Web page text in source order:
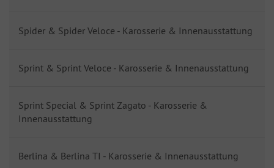
Spider & Spider Veloce - Karosserie & Innenausstattung
Sprint & Sprint Veloce - Karosserie & Innenausstattung
Sprint Special & Sprint Zagato - Karosserie &
Innenausstattung
Berlina & Berlina TI - Karosserie & Innenausstattung